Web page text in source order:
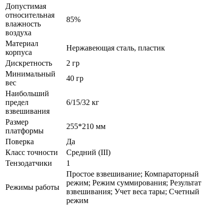
Допустимая
относительная
влажность
воздуха
85%
Материал
корпуса
Нержавеющая сталь, пластик
Дискретность
2 гр
Минимальный
вес
40 гр
Наибольший
предел
взвешивания
6/15/32 кг
Размер
платформы
255*210 мм
Поверка
Да
Класс точности
Средний (III)
Тензодатчики
1
Режимы работы
Простое взвешивание; Компараторный
режим; Режим суммирования; Результат
взвешивания; Учет веса тары; Счетный
режим